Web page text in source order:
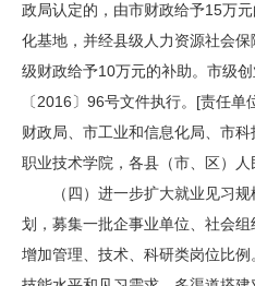
政局认定的，由市财政给予15万
化基地，并经县级人力资源社会
级财政给予10万元的补助。市级
〔2016〕96号文件执行。[责任
财政局、市工业和信息化局、市
职业技术学院，各县（市、区）
（四）进一步扩大就业见习规
划，募集一批企事业单位、社会组
增加管理、技术、科研类岗位比例